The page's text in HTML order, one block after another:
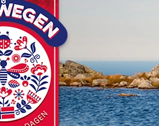
Spanje
Turkije
Verenigd Koninkrijk